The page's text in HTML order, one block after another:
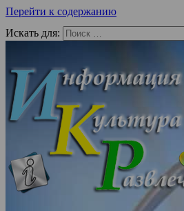
Перейти к содержанию
Искать для: